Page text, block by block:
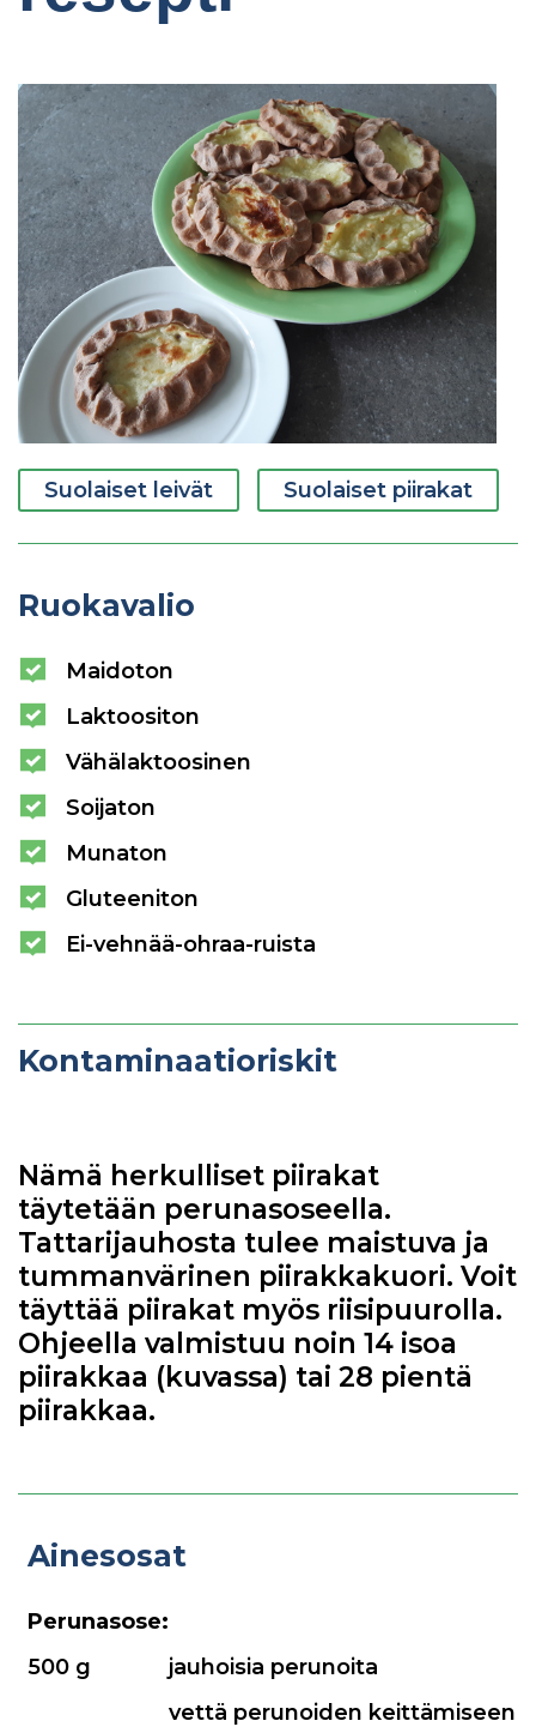
Suolaiset leivät Suolaiset piirakat
Ruokavalio
Maidoton
Laktoositon
Vähälaktoosinen
Soijaton
Munaton
Gluteeniton
Ei-vehnää-ohraa-ruista
Kontaminaatioriskit
Nämä herkulliset piirakat
täytetään perunasoseella.
Tattarijauhosta tulee maistuva ja
tummanvärinen piirakkakuori. Voit
täyttää piirakat myös riisipuurolla.
Ohjeella valmistuu noin 14 isoa
piirakkaa (kuvassa) tai 28 pientä
piirakkaa.
Ainesosat
Perunasose:
500 g
jauhoisia perunoita
vettä perunoiden keittämiseen